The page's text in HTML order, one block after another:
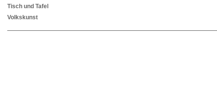
Tisch und Tafel
Volkskunst